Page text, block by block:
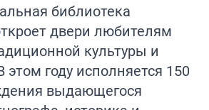
библиотека
двери любителям
культуры и
этом году исполняется 150
выдающегося